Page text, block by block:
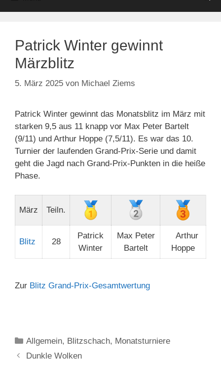
Patrick Winter gewinnt
Märzblitz
5. März 2025 von Michael Ziems
Patrick Winter gewinnt das Monatsblitz im März mit
starken 9,5 aus 11 knapp vor Max Peter Bartelt
(9/11) und Arthur Hoppe (7,5/11). Es war das 10.
Turnier der laufenden Grand-Prix-Serie und damit
geht die Jagd nach Grand-Prix-Punkten in die heiße
Phase.
März Teiln.
Blitz 28
Patrick
Winter
Max Peter
Bartelt
Arthur
Hoppe
Zur Blitz Grand-Prix-Gesamtwertung
Kategorien
Allgemein, Blitzschach, Monatsturniere
Dunkle Wolken